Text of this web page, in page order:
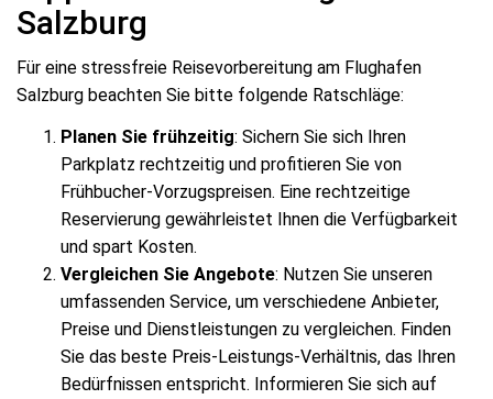
Salzburg
Für eine stressfreie Reisevorbereitung am Flughafen
Salzburg beachten Sie bitte folgende Ratschläge:
Planen Sie frühzeitig: Sichern Sie sich Ihren
Parkplatz rechtzeitig und profitieren Sie von
Frühbucher-Vorzugspreisen. Eine rechtzeitige
Reservierung gewährleistet Ihnen die Verfügbarkeit
und spart Kosten.
Vergleichen Sie Angebote: Nutzen Sie unseren
umfassenden Service, um verschiedene Anbieter,
Preise und Dienstleistungen zu vergleichen. Finden
Sie das beste Preis-Leistungs-Verhältnis, das Ihren
Bedürfnissen entspricht. Informieren Sie sich auf